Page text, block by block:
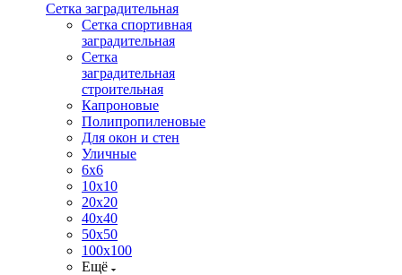
Сетка заградительная
Сетка спортивная
заградительная
Сетка
заградительная
строительная
Капроновые
Полипропиленовые
Для окон и стен
Уличные
6х6
10х10
20х20
40х40
50х50
100х100
Ещё